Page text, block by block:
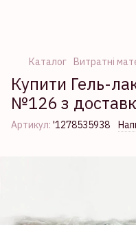
Каталог Витратні
Купити Гель-
№126 з
Артикул: '1278535938